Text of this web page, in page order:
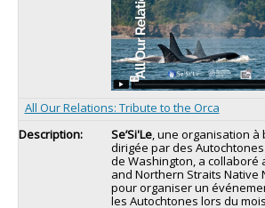
All Our Relations: Tribute to the Orca
Se’Si'Le, une organisation à
dirigée par des Autochtones
de Washington, a collaboré
and Northern Straits Native
pour organiser un
les Autochtones lors du